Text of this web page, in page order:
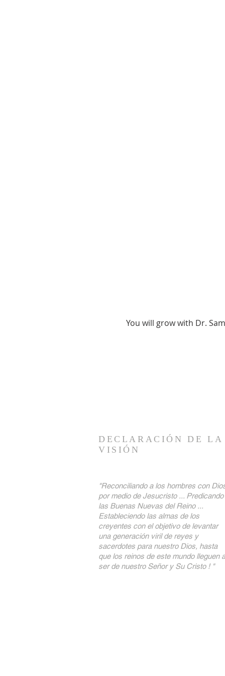
You will grow with Dr.
DECLARACIÓN DE LA
VISIÓN
"Reconciliando a los hombres con
por medio de Jesucristo ... Predicando
las Buenas Nuevas del Reino ...
Estableciendo las almas de los
creyentes con el objetivo de levantar
una generación viril de reyes y
sacerdotes para nuestro Dios, hasta
que los reinos de este mundo lleguen a
ser de nuestro Señor y Su Cristo ! "